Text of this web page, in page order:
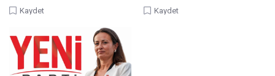
Kaydet Kaydet